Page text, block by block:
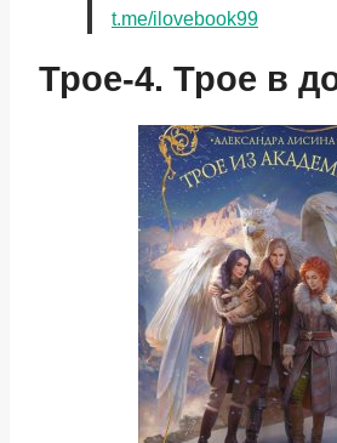
t.me/ilovebook99
Трое-4. Трое в